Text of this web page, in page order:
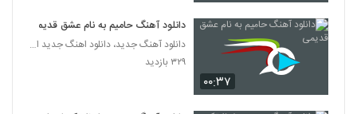
دانلود آهنگ دامون نوردین دیوانه شو
2147
دانلود آهنگ حمید مدنی آخرین حیله تو
۰۰:۳۷
دانلود آهنگ حامیم به نام عشق قدیمی
دانلود آهنگ جدید، دانلود اهنگ جدید ایرانی
۳۲۹ بازدید